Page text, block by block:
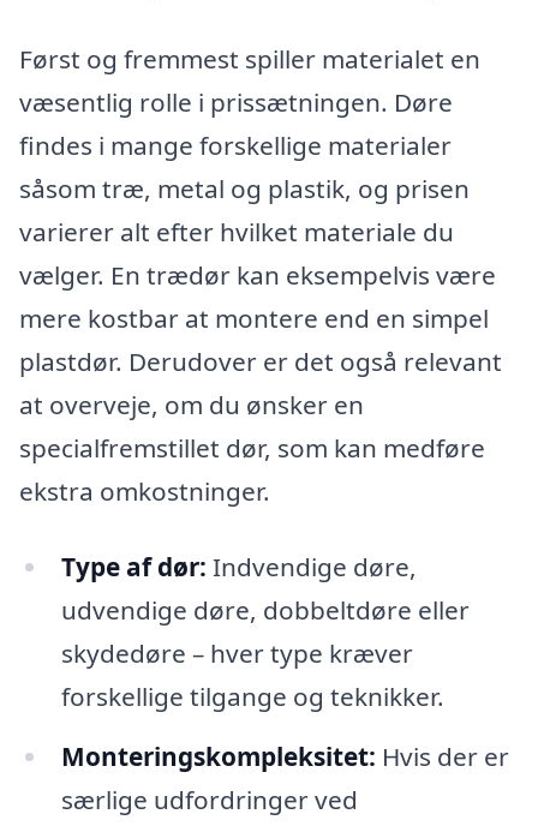
Først og fremmest spiller materialet en
væsentlig rolle i prissætningen. Døre
findes i mange forskellige materialer
såsom træ, metal og plastik, og prisen
varierer alt efter hvilket materiale du
vælger. En trædør kan eksempelvis være
mere kostbar at montere end en simpel
plastdør. Derudover er det også relevant
at overveje, om du ønsker en
specialfremstillet dør, som kan medføre
ekstra omkostninger.
Type af dør: Indvendige døre,
udvendige døre, dobbeltdøre eller
skydedøre – hver type kræver
forskellige tilgange og teknikker.
Monteringskompleksitet: Hvis der er
særlige udfordringer ved